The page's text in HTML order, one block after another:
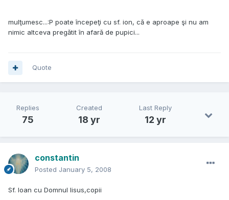
mulţumesc...:P poate începeţi cu sf. ion, că e aproape şi nu am
nimic altceva pregătit în afară de pupici...
Quote
Replies
75
Created
18 yr
Last Reply
12 yr
constantin
Posted January 5, 2008
Sf. Ioan cu Domnul Iisus,copii